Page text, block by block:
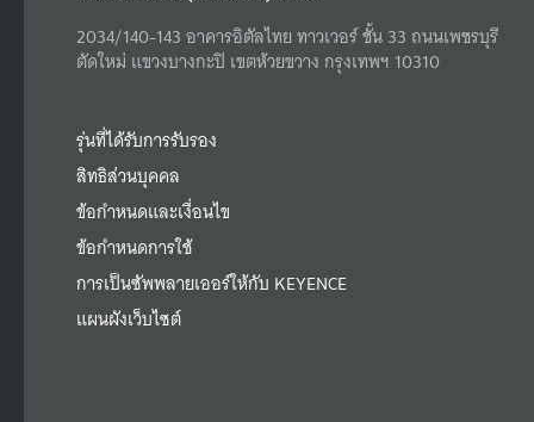
2034/140-143 อาคารอิตัลไทย ทาวเวอร์ ชั้น 33 ถนนเพชรบุรี
ตัดใหม่ แขวงบางกะปิ เขตห้วยขวาง กรุงเทพฯ 10310
รุ่นที่ได้รับการรับรอง
สิทธิส่วนบุคคล
ข้อกำหนดและเงื่อนไข
ข้อกำหนดการใช้
การเป็นซัพพลายเออร์ให้กับ KEYENCE
แผนผังเว็บไซต์